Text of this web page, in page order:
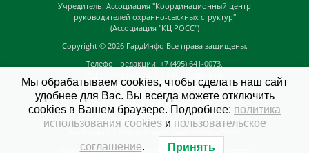
Учредитель: Ассоциация "Координационный центр
руководителей охранно-сыскных структур"
(Ассоциация "КЦ РОСС")
Copyright © 2026 ГардИнфо Все права защищены.
Телефон редакции: +7 (495) 641-0073,
news@guardinfo.online
Главный редактор: Кузьмин Д.А.
На сайте могут быть размещены
GuardInfo based on Catch Adaptive byCatch Themes
Мы обрабатываем cookies, чтобы сделать наш сайт
удобнее для Вас. Вы всегда можете отключить
cookies в Вашем браузере. Подробнее: политика
использования cookiesи пользовательское
соглашение. Принять